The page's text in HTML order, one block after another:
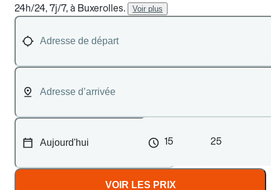
24h/24, 7j/7, à Buxerolles.
Voir plus
15 25
VOIR LES PRIX